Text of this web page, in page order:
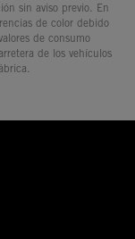
sin aviso previo. En
de color debido
de consumo
de los vehículos